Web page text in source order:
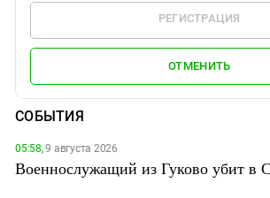
РЕГИСТРАЦИЯ
ОТМЕНИТЬ
СОБЫТИЯ
05:58,9 августа 2026
Военнослужащий из Гуково убит в